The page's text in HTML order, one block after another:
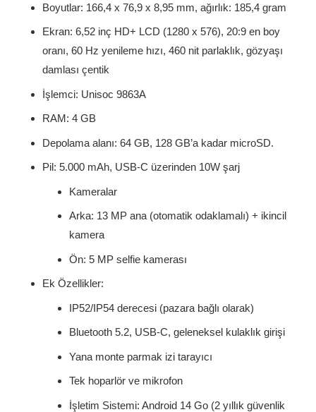
Boyutlar: 166,4 x 76,9 x 8,95 mm, ağırlık: 185,4 gram
Ekran: 6,52 inç HD+ LCD (1280 x 576), 20:9 en boy
oranı, 60 Hz yenileme hızı, 460 nit parlaklık, gözyaşı
damlası çentik
İşlemci: Unisoc 9863A
RAM: 4 GB
Depolama alanı: 64 GB, 128 GB’a kadar microSD.
Pil: 5.000 mAh, USB-C üzerinden 10W şarj
Kameralar
Arka: 13 MP ana (otomatik odaklamalı) + ikincil
kamera
Ön: 5 MP selfie kamerası
Ek Özellikler:
IP52/IP54 derecesi (pazara bağlı olarak)
Bluetooth 5.2, USB-C, geleneksel kulaklık girişi
Yana monte parmak izi tarayıcı
Tek hoparlör ve mikrofon
İşletim Sistemi: Android 14 Go (2 yıllık güvenlik